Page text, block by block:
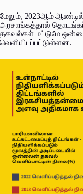
மேலும், 2023ஆம்
அரசாங்கத்தால்
தகவல்கள் மட்டுமே
வெளியிடப்பட்டுள்ளன.